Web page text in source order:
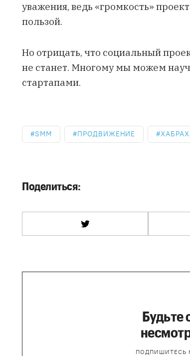
уважения, ведь «громкость»
пользой.
Но отрицать, что социальный
не станет. Многому мы можем
стартапами.
SMM ПРОДВИЖЕНИЕ
Поделиться:
Будьте
ПОДПИШИТЕСЬ